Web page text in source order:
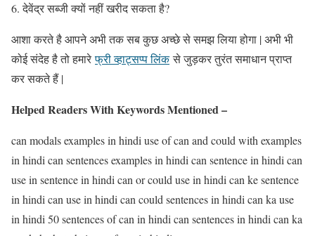
देवेंद्र सब्जी क्यों नहीं खरीद सकता है?
आशा करते है आपने अभी तक सब कुछ अच्छे से समझ लिया होगा | अभी भी
कोई संदेह है तो हमारेफ्री व्हाट्सप्प लिंकसे जुड़कर तुरंत समाधान प्राप्त
कर सकते हैं |
Helped Readers With Keywords Mentioned –
can modals examples in hindi use of can and could with examples
in hindi can sentences examples in hindi can sentence in hindi can
use in sentence in hindi can or could use in hindi can ke sentence
in hindi can use in hindi can could sentences in hindi can ka use
in hindi 50 sentences of can in hindi can sentences in hindi can ka